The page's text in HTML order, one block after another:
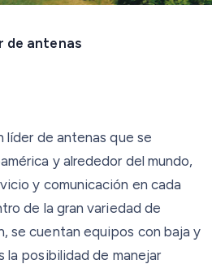
de antenas
líder de antenas que se
y alrededor del mundo,
y comunicación en cada
de la gran variedad de
se cuentan equipos con baja y
la posibilidad de manejar